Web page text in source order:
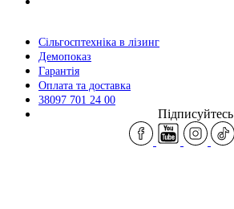
Сільгосптехніка в лізинг
Демопоказ
Гарантія
Оплата та доставка
38097 701 24 00
Підписуйтесь